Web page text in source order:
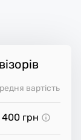
вартість
400 грн